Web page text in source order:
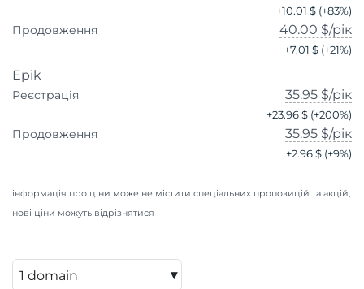
+10.01 $ (+83%)
Продовження 40.00 $/рік
+7.01 $ (+21%)
Epik
Реєстрація 35.95 $/рік
+23.96 $ (+200%)
Продовження 35.95 $/рік
+2.96 $ (+9%)
інформація про ціни може не містити спеціальних пропозицій та акцій,
нові ціни можуть відрізнятися
▾